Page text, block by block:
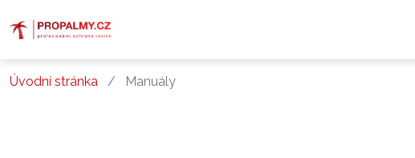
Úvodní stránka Manuály